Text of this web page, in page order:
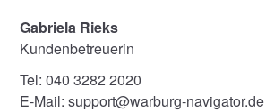
Gabriela Rieks
Kundenbetreuerin
Tel: 040 3282 2020
E-Mail: support@warburg-navigator.de